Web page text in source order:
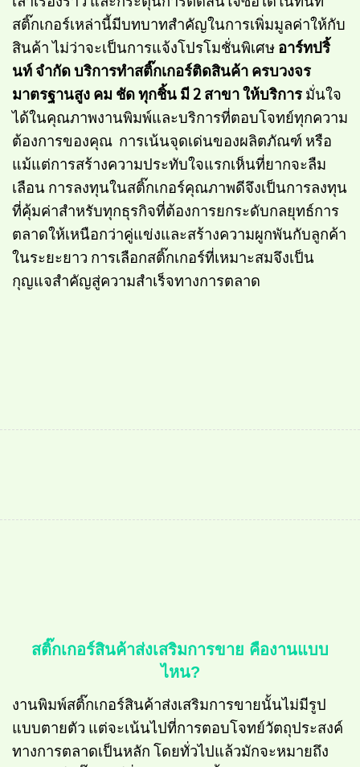
สติ๊กเกอร์เหล่านี้มีบทบาทสำคัญในการเพิ่มมูลค่าให้กับ
สินค้า ไม่ว่าจะเป็นการแจ้งโปรโมชั่นพิเศษ อาร์ทปริ้
นท์ จำกัดบริการทำสติ๊กเกอร์ติดสินค้า ครบวงจร
มาตรฐานสูง คม ชัด ทุกชิ้น มี2 สาขา ให้บริการมั่นใจ
ได้ในคุณภาพงานพิมพ์และบริการที่ตอบโจทย์ทุกความ
ต้องการของคุณ การเน้นจุดเด่นของผลิตภัณฑ์ หรือ
แม้แต่การสร้างความประทับใจแรกเห็นที่ยากจะลืม
เลือน การลงทุนในสติ๊กเกอร์คุณภาพดีจึงเป็นการลงทุน
ที่คุ้มค่าสำหรับทุกธุรกิจที่ต้องการยกระดับกลยุทธ์การ
ตลาดให้เหนือกว่าคู่แข่งและสร้างความผูกพันกับลูกค้า
ในระยะยาว การเลือกสติ๊กเกอร์ที่เหมาะสมจึงเป็น
กุญแจสำคัญสู่ความสำเร็จทางการตลาด
สติ๊กเกอร์สินค้าส่งเสริมการขาย คืองานแบบ
ไหน?
งานพิมพ์สติ๊กเกอร์สินค้าส่งเสริมการขายนั้นไม่มีรูป
แบบตายตัว แต่จะเน้นไปที่การตอบโจทย์วัตถุประสงค์
ทางการตลาดเป็นหลัก โดยทั่วไปแล้วมักจะหมายถึง